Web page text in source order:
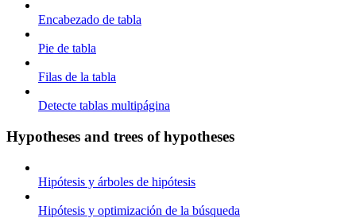
Encabezado de tabla
Pie de tabla
Filas de la tabla
Detecte tablas multipágina
Hypotheses and trees of hypotheses
Hipótesis y árboles de hipótesis
Hipótesis y optimización de la búsqueda